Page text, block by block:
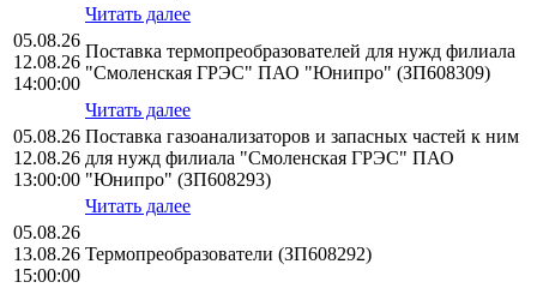
Читать далее
05.08.26
12.08.26
14:00:00
Поставка термопреобразователей для нужд филиала
"Смоленская ГРЭС" ПАО "Юнипро" (ЗП608309)
Читать далее
05.08.26
12.08.26
13:00:00
Поставка газоанализаторов и запасных частей к ним
для нужд филиала "Смоленская ГРЭС" ПАО
"Юнипро" (ЗП608293)
Читать далее
05.08.26
13.08.26
15:00:00
Термопреобразователи (ЗП608292)